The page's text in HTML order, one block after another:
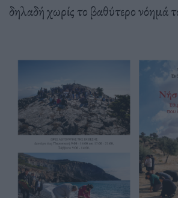
δηλαδή χωρίς το βαθύτερο νόημά